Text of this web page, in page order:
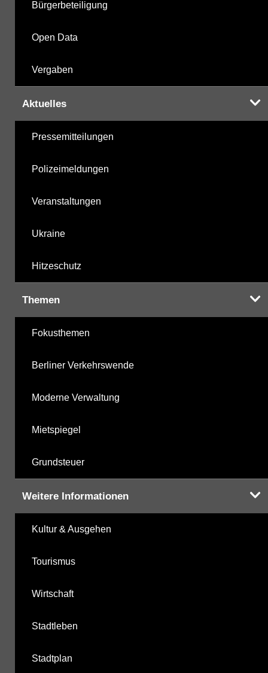
Bürgerbeteiligung
Open Data
Vergaben
Aktuelles
Pressemitteilungen
Polizeimeldungen
Veranstaltungen
Ukraine
Hitzeschutz
Themen
Fokusthemen
Berliner Verkehrswende
Moderne Verwaltung
Mietspiegel
Grundsteuer
Weitere Informationen
Kultur & Ausgehen
Tourismus
Wirtschaft
Stadtleben
Stadtplan